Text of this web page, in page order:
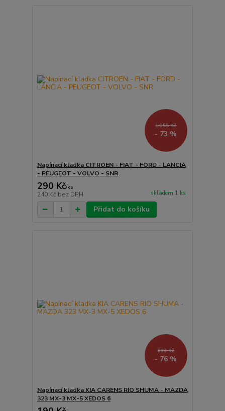
1 055 Kč
- 73 %
Napínací kladka CITROEN - FIAT - FORD - LANCIA
- PEUGEOT - VOLVO - SNR
290 Kč/ks
240 Kč bez DPH skladem 1 ks
Přidat do košíku
803 Kč
- 76 %
Napínací kladka KIA CARENS RIO SHUMA - MAZDA
323 MX-3 MX-5 XEDOS 6